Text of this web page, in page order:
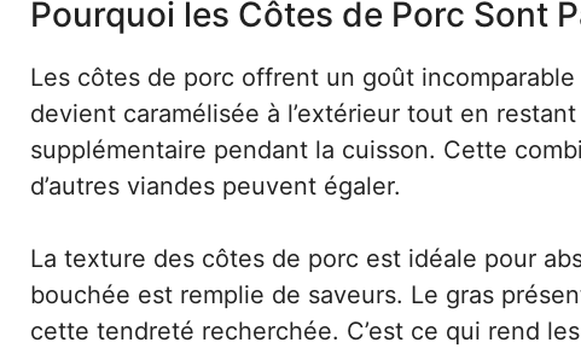
Pourquoi les Côtes de Porc Sont
Les côtes de porc offrent un goût
devient caramélisée à l’extérieur tout en
supplémentaire pendant la cuisson. Cette
d’autres viandes peuvent égaler.
La texture des côtes de porc est idéale pour
bouchée est remplie de saveurs. Le gras
cette tendreté recherchée. C’est ce qui rend